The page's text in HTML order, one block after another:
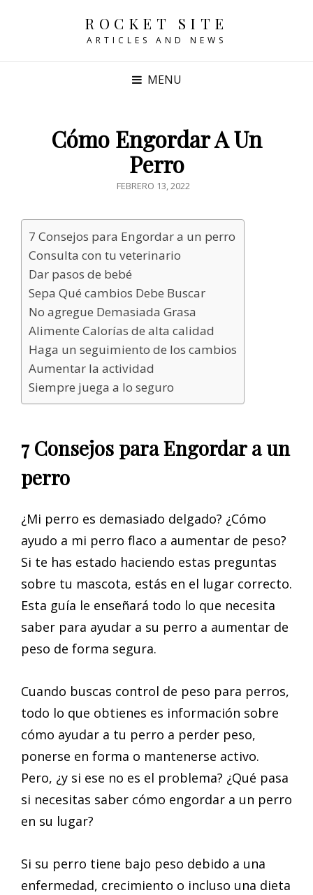
ROCKET SITE
ARTICLES AND NEWS
MENU
Cómo Engordar A Un
Perro
POSTED
FEBRERO 13, 2022
7 Consejos para Engordar a un perro
Consulta con tu veterinario
Dar pasos de bebé
Sepa Qué cambios Debe Buscar
No agregue Demasiada Grasa
Alimente Calorías de alta calidad
Haga un seguimiento de los cambios
Aumentar la actividad
Siempre juega a lo seguro
7 Consejos para Engordar a un
perro
¿Mi perro es demasiado delgado? ¿Cómo
ayudo a mi perro flaco a aumentar de peso?
Si te has estado haciendo estas preguntas
sobre tu mascota, estás en el lugar correcto.
Esta guía le enseñará todo lo que necesita
saber para ayudar a su perro a aumentar de
peso de forma segura.
Cuando buscas control de peso para perros,
todo lo que obtienes es información sobre
cómo ayudar a tu perro a perder peso,
ponerse en forma o mantenerse activo.
Pero, ¿y si ese no es el problema? ¿Qué pasa
si necesitas saber cómo engordar a un perro
en su lugar?
Si su perro tiene bajo peso debido a una
enfermedad, crecimiento o incluso una dieta